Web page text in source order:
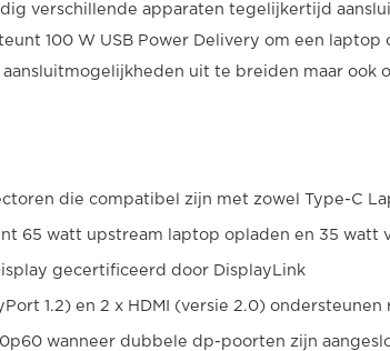
verschillende apparaten tegelijkertijd
100 W USB Power Delivery om een laptop
uit te breiden maar ook
die compatibel zijn met zowel Type-C
65 watt upstream laptop opladen en 35 watt
gecertificeerd door DisplayLink
1.2) en 2 x HDMI (versie 2.0)
wanneer dubbele dp-poorten zijn